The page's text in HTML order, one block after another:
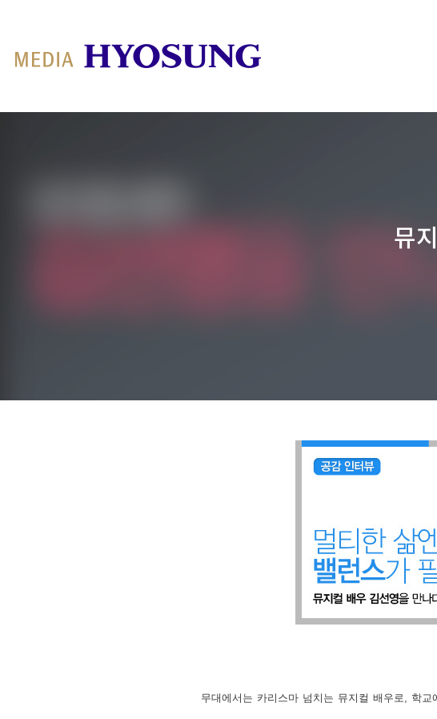
MY FRIEND HYOSUNG
뮤
무대에서는 카리스마 넘치는 뮤지컬 배우로, 학